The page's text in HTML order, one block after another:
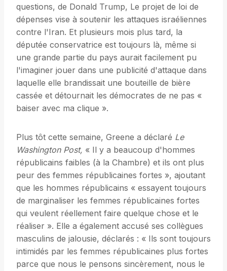
questions, de Donald Trump, Le projet de loi de
dépenses vise à soutenir les attaques israéliennes
contre l'Iran. Et plusieurs mois plus tard, la
députée conservatrice est toujours là, même si
une grande partie du pays aurait facilement pu
l'imaginer jouer dans une publicité d'attaque dans
laquelle elle brandissait une bouteille de bière
cassée et détournait les démocrates de ne pas «
baiser avec ma clique ».
Plus tôt cette semaine, Greene a déclaré Le
Washington Post, « Il y a beaucoup d'hommes
républicains faibles (à la Chambre) et ils ont plus
peur des femmes républicaines fortes », ajoutant
que les hommes républicains « essayent toujours
de marginaliser les femmes républicaines fortes
qui veulent réellement faire quelque chose et le
réaliser ». Elle a également accusé ses collègues
masculins de jalousie, déclarés : « Ils sont toujours
intimidés par les femmes républicaines plus fortes
parce que nous le pensons sincèrement, nous le